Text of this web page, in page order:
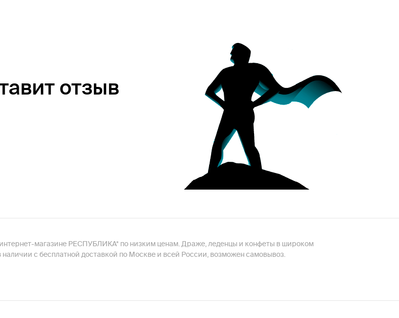
отзыв
интернет-магазине РЕСПУБЛИКА* по низким ценам. Драже, леденцы и конфеты в широком
с бесплатной доставкой по Москве и всей России, возможен самовывоз.